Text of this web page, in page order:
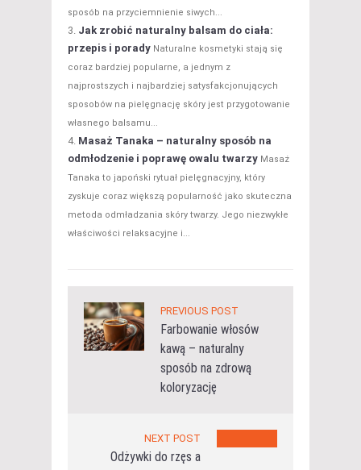
sposób na przyciemnienie siwych...
Jak zrobić naturalny balsam do ciała:
przepis i porady Naturalne kosmetyki stają się
coraz bardziej popularne, a jednym z
najprostszych i najbardziej satysfakcjonujących
sposobów na pielęgnację skóry jest przygotowanie
własnego balsamu...
Masaż Tanaka – naturalny sposób na
odmłodzenie i poprawę owalu twarzy Masaż
Tanaka to japoński rytuał pielęgnacyjny, który
zyskuje coraz większą popularność jako skuteczna
metoda odmładzania skóry twarzy. Jego niezwykłe
właściwości relaksacyjne i...
PREVIOUS POST
Farbowanie włosów
kawą – naturalny
sposób na zdrową
koloryzację
NEXT POST
Odżywki do rzęs a